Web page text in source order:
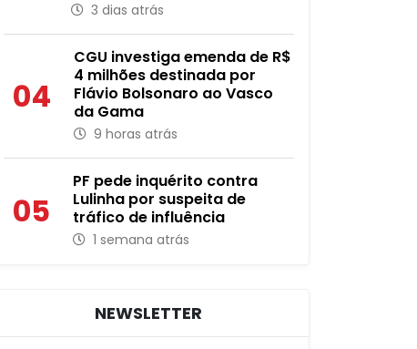
3 dias atrás
04
CGU investiga emenda de R$
4 milhões destinada por
Flávio Bolsonaro ao Vasco
da Gama
9 horas atrás
05
PF pede inquérito contra
Lulinha por suspeita de
tráfico de influência
1 semana atrás
NEWSLETTER